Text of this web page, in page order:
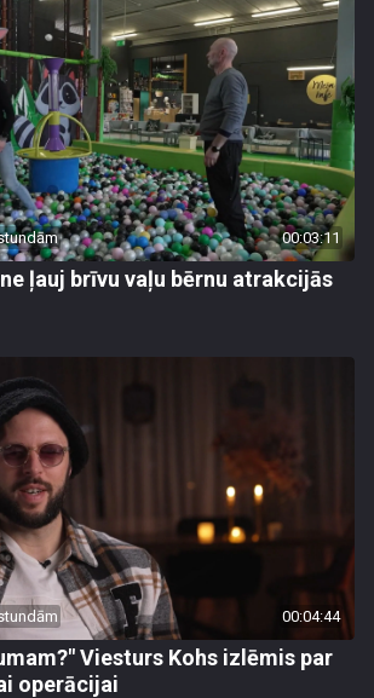
00:03:11
ļauj brīvu vaļu bērnu atrakcijās
00:04:44
Viesturs Kohs izlēmis par
operācijai